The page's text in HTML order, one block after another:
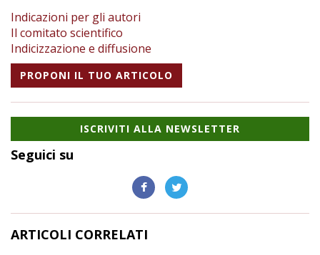
Indicazioni per gli autori
Il comitato scientifico
Indicizzazione e diffusione
PROPONI IL TUO ARTICOLO
ISCRIVITI ALLA NEWSLETTER
Seguici su
ARTICOLI CORRELATI